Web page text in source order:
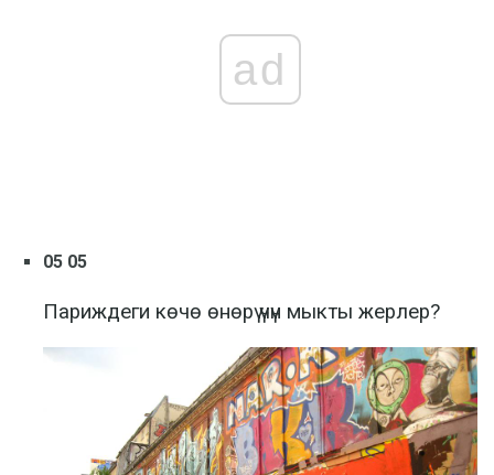
ad
05 05
Париждеги көчө өнөрү үчүн мыкты жерлер?